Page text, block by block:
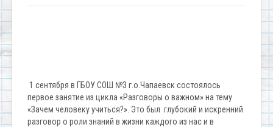
1 сентября в ГБОУ СОШ №3 г.о.Чапаевск состоялось
первое занятие из цикла «Разговоры о важном» на тему
«Зачем человеку учиться?». Это был глубокий и искренний
разговор о роли знаний в жизни каждого из нас и в